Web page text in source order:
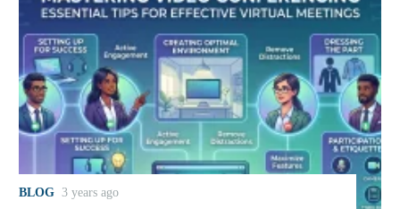
BLOG 3 years ago